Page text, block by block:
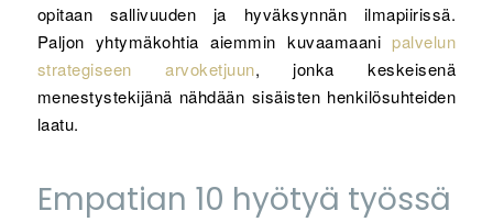
opitaan sallivuuden ja hyväksynnän ilmapiirissä.
Paljon yhtymäkohtia aiemmin kuvaamaanipalvelun
strategiseen arvoketjuun, jonka keskeisenä
menestystekijänä nähdään sisäisten henkilösuhteiden
laatu.
Empatian 10 hyötyä työssä